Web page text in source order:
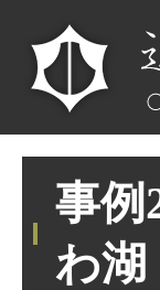
事例
わ湖